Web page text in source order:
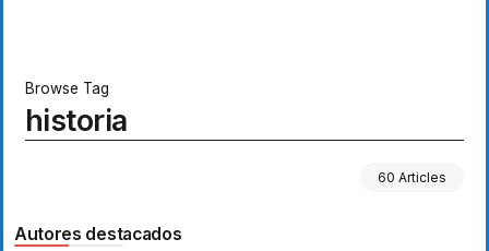
Browse Tag
historia
60 Articles
Autores destacados